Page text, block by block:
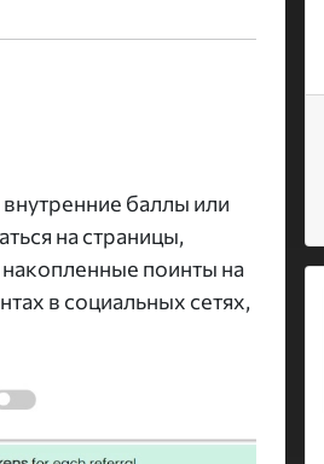
баллы или
на страницы,
поинты на
в социальных сетях,